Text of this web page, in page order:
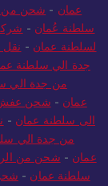
عمان - شحن من
سلطنة عُمان -
لسلطنة عمان -
جدة الي سلطنة
من جدة الي
عمان - شحن عفش
الى سلطنة عمان -
من جدة الي
عمان - شحن من
سلطنة عمان -